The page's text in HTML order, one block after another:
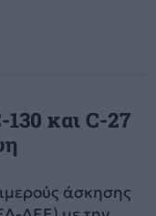
και C-27
άσκησης